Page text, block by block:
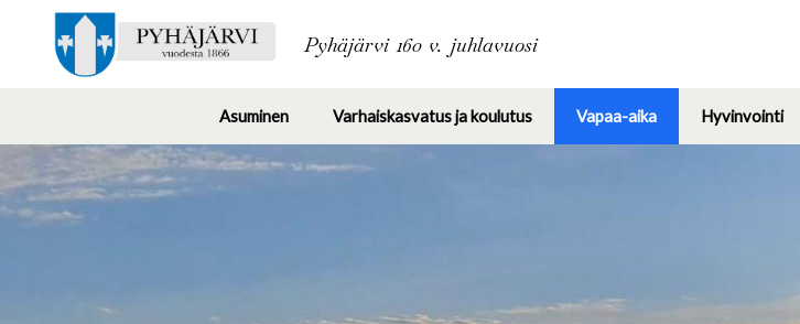
Pyhäjärvi 160 v. juhlavuosi
Asuminen
Toggle
submenu
Varhaiskasvatus ja koulutus
Toggle
submenu
Vapaa-aika
Toggle
submenu
Hyvinvointi